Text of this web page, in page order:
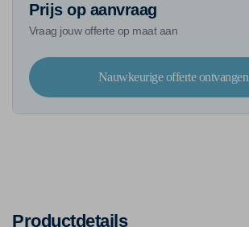
Prijs op aanvraag
Vraag jouw offerte op maat aan
Nauwkeurige offerte ontvangen
Productdetails